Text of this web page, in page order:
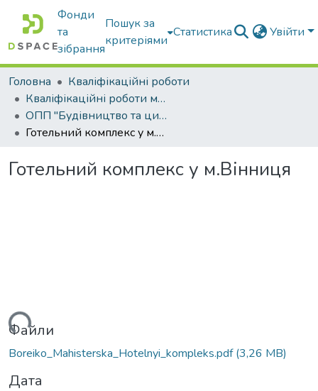
Фонди
та
зібрання
Пошук за
критеріями
Статистика Увійти
Головна
Кваліфікаційні роботи
Кваліфікаційні роботи магістрів
ОПП "Будівництво та цивільна інженерія"
Готельний комплекс у м.Вінниця
Готельний комплекс у м.Вінниця
Файли
Boreiko_Mahisterska_Hotelnyi_kompleks.pdf(3,26 MB)
Дата